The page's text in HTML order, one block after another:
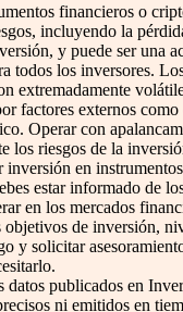
financieros o
incluyendo la
y puede ser una
todos los inversores.
extremadamente
factores externos
Operar con
los riesgos de la
inversión en
estar informado de
en los mercados
objetivos de inversión,
y solicitar
datos publicados en
ni emitidos en